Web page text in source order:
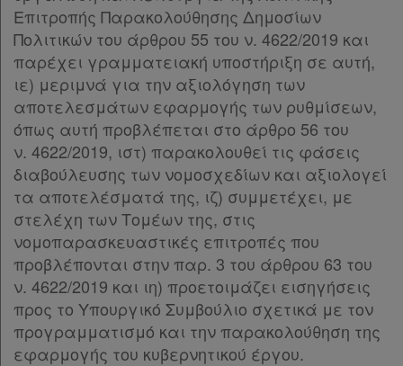
Τα
αγαπημένα
μου
Οι
σημειώσεις
μου
Ψάχνω
και
δε
βρίσκω
Επιτροπής Παρακολούθησης Δημοσίων
Πολιτικών του άρθρου 55 του ν. 4622/2019 και
παρέχει γραμματειακή υποστήριξη σε αυτή,
ιε) μεριμνά για την αξιολόγηση των
αποτελεσμάτων εφαρμογής των ρυθμίσεων,
όπως αυτή προβλέπεται στο άρθρο 56 του
ν. 4622/2019, ιστ) παρακολουθεί τις φάσεις
διαβούλευσης των νομοσχεδίων και αξιολογεί
τα αποτελέσματά της, ιζ) συμμετέχει, με
στελέχη των Τομέων της, στις
νομοπαρασκευαστικές επιτροπές που
προβλέπονται στην παρ. 3 του άρθρου 63 του
ν. 4622/2019 και ιη) προετοιμάζει εισηγήσεις
προς το Υπουργικό Συμβούλιο σχετικά με τον
προγραμματισμό και την παρακολούθηση της
εφαρμογής του κυβερνητικού έργου.